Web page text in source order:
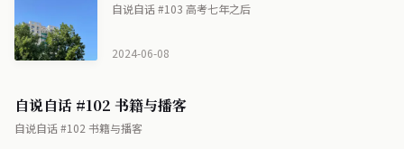
自说自话 #103 高考七年之后
2024-06-08
自说自话 #102 书籍与播客
自说自话 #102 书籍与播客